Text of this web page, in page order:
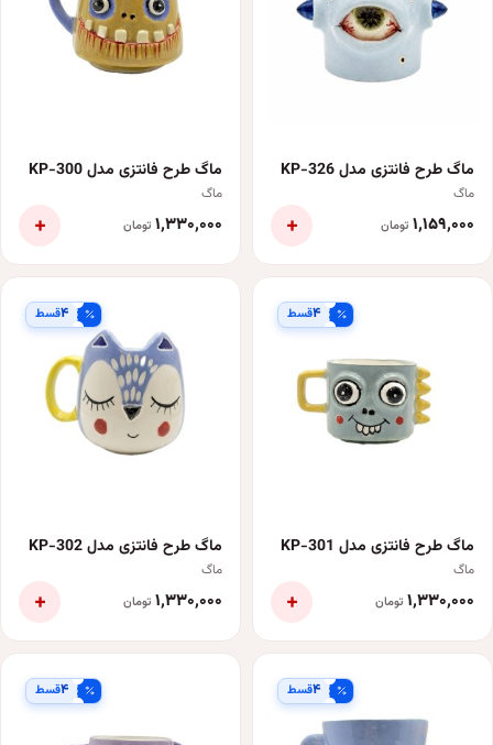
ماگ طرح فانتزی مدل KP-326
ماگ
۱٬۱۵۹٬۰۰۰ تومان +
ماگ طرح فانتزی مدل KP-300
ماگ
۱٬۳۳۰٬۰۰۰ تومان +
۴قسط
ماگ طرح فانتزی مدل KP-301
ماگ
۱٬۳۳۰٬۰۰۰ تومان +
۴قسط
ماگ طرح فانتزی مدل KP-302
ماگ
۱٬۳۳۰٬۰۰۰ تومان +
۴قسط ۴قسط